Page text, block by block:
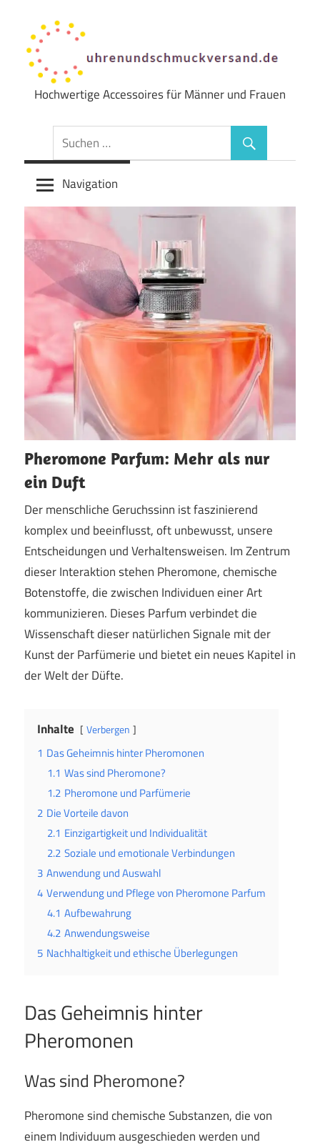
Inhalt
springen
Uhren
Schmuck
Versand
Hochwertige Accessoires für Männer und Frauen
Navigation
Pheromone Parfum: Mehr als nur
ein Duft
Der menschliche Geruchssinn ist faszinierend
komplex und beeinflusst, oft unbewusst, unsere
Entscheidungen und Verhaltensweisen. Im Zentrum
dieser Interaktion stehen Pheromone, chemische
Botenstoffe, die zwischen Individuen einer Art
kommunizieren. Dieses Parfum verbindet die
Wissenschaft dieser natürlichen Signale mit der
Kunst der Parfümerie und bietet ein neues Kapitel in
der Welt der Düfte.
Inhalte Verbergen
1 Das Geheimnis hinter Pheromonen
1.1 Was sind Pheromone?
1.2 Pheromone und Parfümerie
2 Die Vorteile davon
2.1 Einzigartigkeit und Individualität
2.2 Soziale und emotionale Verbindungen
3 Anwendung und Auswahl
4 Verwendung und Pflege von Pheromone Parfum
4.1 Aufbewahrung
4.2 Anwendungsweise
5 Nachhaltigkeit und ethische Überlegungen
Das Geheimnis hinter
Pheromonen
Was sind Pheromone?
Pheromone sind chemische Substanzen, die von
einem Individuum ausgeschieden werden und